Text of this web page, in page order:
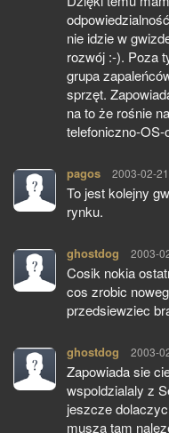
nie idzie w
rozwój :-). Poza
grupa
sprzęt.
na to że rośnie
telefoniczno-OS-
pagos pisze:
2003-02-
To jest kolejny
rynku.
ghostdog pisze:
2003-
Cosik nokia
cos zrobic
przedsiewziec
ghostdog pisze:
2003-
Zapowiada sie
wspoldzialaly z
jeszcze
musza tam